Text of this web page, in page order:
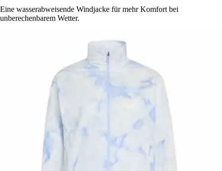
Eine wasserabweisende Windjacke für mehr Komfort bei
unberechenbarem Wetter.